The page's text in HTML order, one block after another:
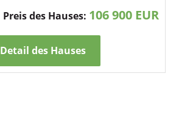
Preis des Hauses: 106 900 EUR
Detail des Hauses